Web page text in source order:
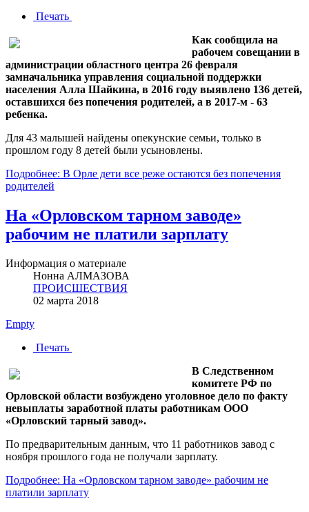
Печать
Как сообщила на
рабочем совещании в
администрации областного центра 26 февраля
замначальника управления социальной поддержки
населения Алла Шайкина, в 2016 году выявлено 136 детей,
оставшихся без попечения родителей, а в 2017-­м - 63
ребенка.
Для 43 малышей найдены опекунские семьи, только в
прошлом году 8 детей были усыновлены.
Подробнее: В Орле дети все реже остаются без попечения
родителей
На «Орловском тарном заводе»
рабочим не платили зарплату
Информация о материале
Нонна АЛМАЗОВА
ПРОИСШЕСТВИЯ
02 марта 2018
Empty
Печать
В Следственном
комитете РФ по
Орловской области возбуждено уголовное дело по факту
невыплаты заработной платы работникам ООО
«Орловский тарный завод».
По предварительным данным, что 11 работников завод с
ноября прошлого года не получали зарплату.
Подробнее: На «Орловском тарном заводе» рабочим не
платили зарплату